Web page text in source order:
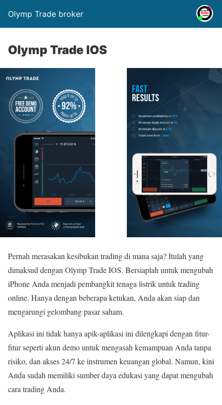
Olymp Trade broker
Olymp Trade IOS
Pernah merasakan kesibukan trading di mana saja? Itulah yang
dimaksud dengan Olymp Trade IOS. Bersiaplah untuk mengubah
iPhone Anda menjadi pembangkit tenaga listrik untuk trading
online. Hanya dengan beberapa ketukan, Anda akan siap dan
mengarungi gelombang pasar saham.
Aplikasi ini tidak hanya apik-aplikasi ini dilengkapi dengan fitur-
fitur seperti akun demo untuk mengasah kemampuan Anda tanpa
risiko, dan akses 24/7 ke instrumen keuangan global. Namun, kini
Anda sudah memiliki sumber daya edukasi yang dapat mengubah
cara trading Anda.